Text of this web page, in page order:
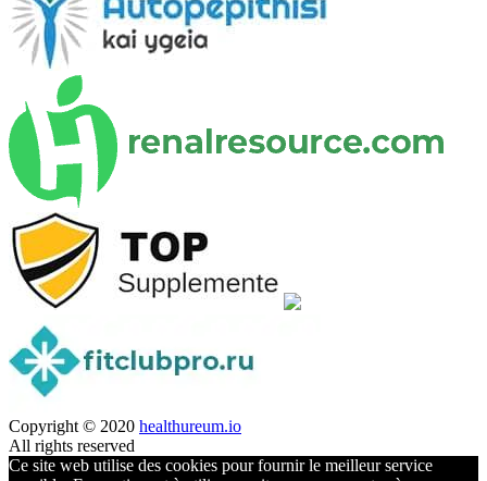
Copyright © 2020 healthureum.io
All rights reserved
Ce site web utilise des cookies pour fournir le meilleur service